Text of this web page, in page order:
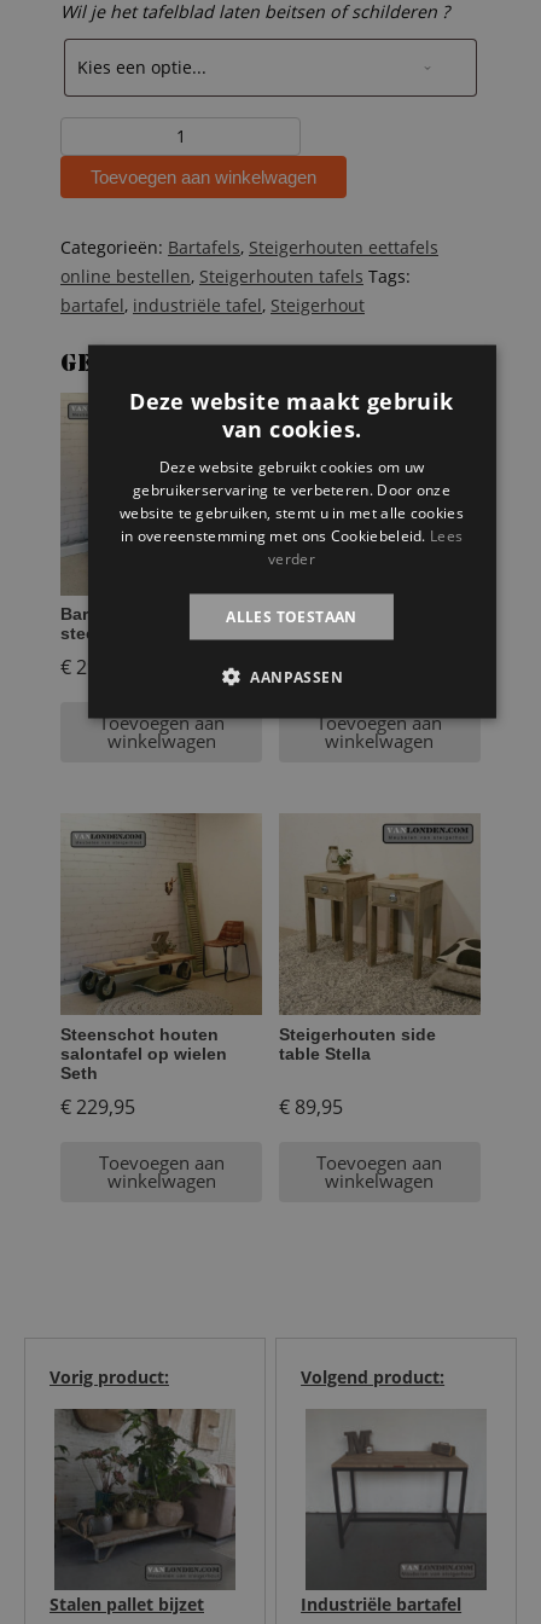
Wil je het tafelblad laten beitsen of schilderen ?
tafel
KjeldToevoegen aan winkelwagen
Categorieën: Bartafels, Steigerhouten eettafels
online bestellen, Steigerhouten tafels Tags:
bartafel, industriële tafel, Steigerhout
Gerelateerde producten
Bartafel Boudewijn van
steenschot
€299,95
Toevoegen aan
winkelwagen
Eettafel op
€799,95
Toevoegen aan
winkelwagen
Steenschot houten
salontafel op wielen
Seth
€229,95
Toevoegen aan
winkelwagen
Steigerhouten side
table Stella
€89,95
Toevoegen aan
winkelwagen
Volgend product:
Industriële bartafel
Vorig product:
Stalen pallet bijzet
Deze website maakt gebruik
van cookies.
Deze website gebruikt cookies om uw
gebruikerservaring te verbeteren. Door onze
website te gebruiken, stemt u in met alle cookies
in overeenstemming met ons Cookiebeleid. Lees
verder
ALLES TOESTAAN
AANPASSEN